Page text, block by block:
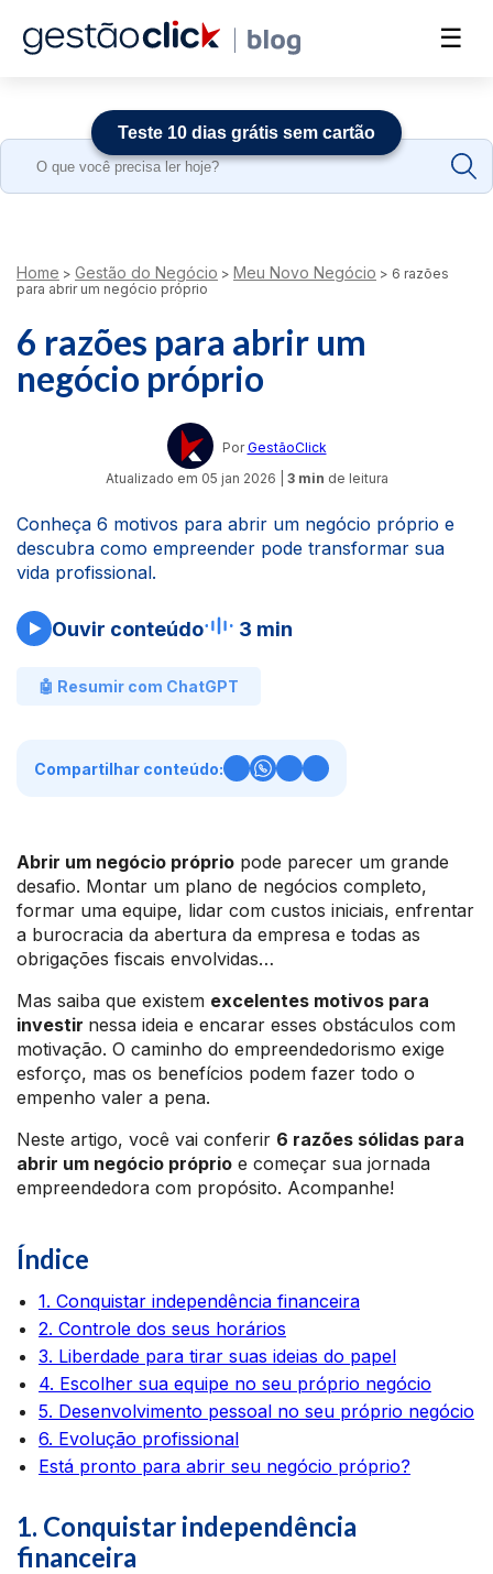
☰
Search
Home > Gestão do Negócio > Meu Novo Negócio > 6 razões
para abrir um negócio próprio
6 razões para abrir um
negócio próprio
Por GestãoClick
Atualizado em 05 jan 2026 3 min de leitura
Conheça 6 motivos para abrir um negócio próprio e
descubra como empreender pode transformar sua
vida profissional.
Ouvir conteúdo 3 min
🤖 Resumir com ChatGPT
Compartilhar conteúdo:
Abrir um negócio próprio pode parecer um grande
desafio. Montar um plano de negócios completo,
formar uma equipe, lidar com custos iniciais, enfrentar
a burocracia da abertura da empresa e todas as
obrigações fiscais envolvidas…
Mas saiba que existem excelentes motivos para
investir nessa ideia e encarar esses obstáculos com
motivação. O caminho do empreendedorismo exige
esforço, mas os benefícios podem fazer todo o
empenho valer a pena.
Neste artigo, você vai conferir 6 razões sólidas para
abrir um negócio próprio e começar sua jornada
empreendedora com propósito. Acompanhe!
Índice
1. Conquistar independência financeira
2. Controle dos seus horários
3. Liberdade para tirar suas ideias do papel
4. Escolher sua equipe no seu próprio negócio
5. Desenvolvimento pessoal no seu próprio negócio
6. Evolução profissional
Está pronto para abrir seu negócio próprio?
1. Conquistar independência
financeira
Teste 10 dias grátis sem cartão